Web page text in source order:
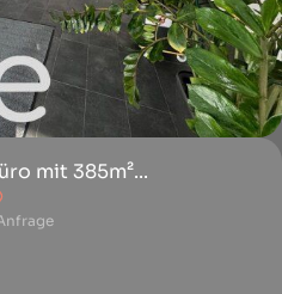
mit 385m²...